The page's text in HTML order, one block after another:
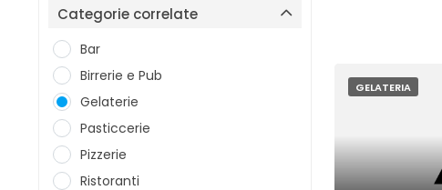
Categorie correlate
Bar
Birrerie e Pub
Gelaterie
Pasticcerie
Pizzerie
Ristoranti
GELATERIA